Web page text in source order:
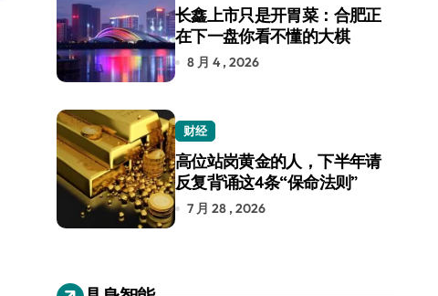
长鑫上市只是开胃菜：合肥正
在下一盘你看不懂的大棋
8 月 4 , 2026
财经
高位站岗黄金的人，下半年请
反复背诵这4条“保命法则”
7 月 28 , 2026